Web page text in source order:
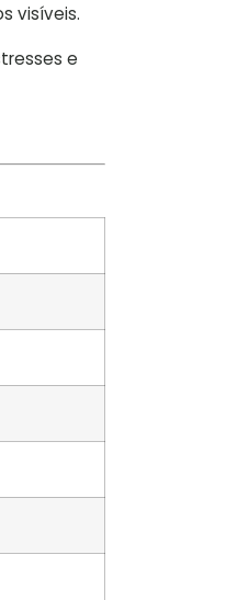
visíveis.
e